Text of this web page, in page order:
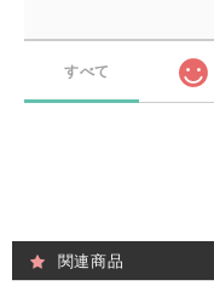
すべて
関連商品